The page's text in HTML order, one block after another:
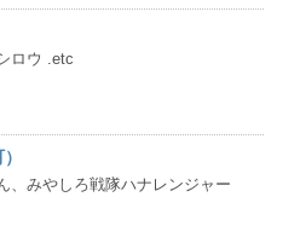
ロウ .etc
、みやしろ戦隊ハナレンジャー